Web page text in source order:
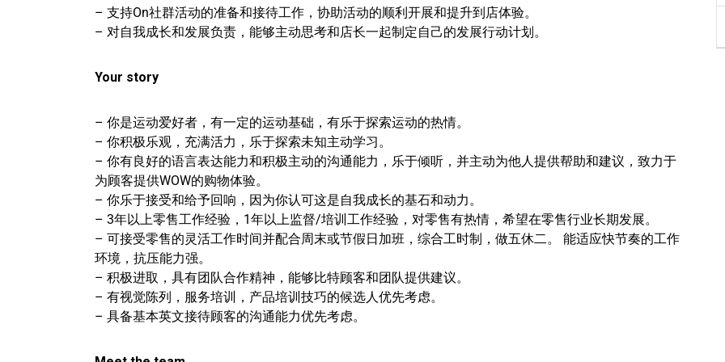
– 支持On社群活动的准备和接待工作，协助活动的顺利开展和提升到店体验。
– 对自我成长和发展负责，能够主动思考和店长一起制定自己的发展行动计划。
Your story
– 你是运动爱好者，有一定的运动基础，有乐于探索运动的热情。
– 你积极乐观，充满活力，乐于探索未知主动学习。
– 你有良好的语言表达能力和积极主动的沟通能力，乐于倾听，并主动为他人提供帮助和建议，致力于
为顾客提供WOW的购物体验。
– 你乐于接受和给予回响，因为你认可这是自我成长的基石和动力。
– 3年以上零售工作经验，1年以上监督/培训工作经验，对零售有热情，希望在零售行业长期发展。
– 可接受零售的灵活工作时间并配合周末或节假日加班，综合工时制，做五休二。 能适应快节奏的工作
环境，抗压能力强。
– 积极进取，具有团队合作精神，能够比特顾客和团队提供建议。
– 有视觉陈列，服务培训，产品培训技巧的候选人优先考虑。
– 具备基本英文接待顾客的沟通能力优先考虑。